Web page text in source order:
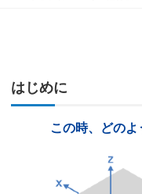
はじめに
この時、どのよ